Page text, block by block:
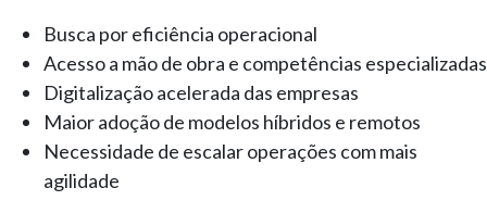
Busca por eficiência operacional
Acesso a mão de obra e competências especializadas
Digitalização acelerada das empresas
Maior adoção de modelos híbridos e remotos
Necessidade de escalar operações com mais
agilidade